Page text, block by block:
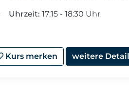
Uhrzeit: 17:15 - 18:30 Uhr
Kurs merken weitere